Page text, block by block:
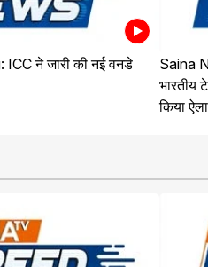
ने जारी की नई वनडे
Saina
भारतीय
किया